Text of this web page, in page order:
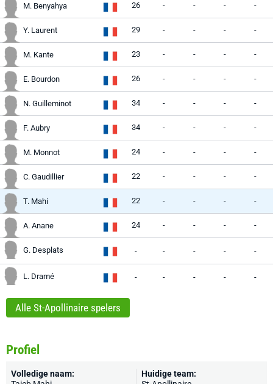
M. Benyahya 26 - - - -
Y. Laurent 29 - - - -
M. Kante 23 - - - -
E. Bourdon 26 - - - -
N. Guilleminot 34 - - - -
F. Aubry 34 - - - -
M. Monnot 24 - - - -
C. Gaudillier 22 - - - -
T. Mahi 22 - - - -
A. Anane 24 - - - -
G. Desplats - - - - -
L. Dramé - - - - -
Alle St-Apollinaire spelers
Profiel
Volledige naam:
Huidige team: